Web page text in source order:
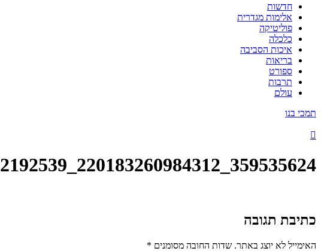
חדשות
אלימות מגדרית
פוליטיקה
כלכלה
איכות הסביבה
בריאות
ספורט
תרבות
עולם
תמכי בנו
359535624_220183260984312_8975759035682192539_n
כתיבת תגובה
האימייל לא יוצג באתר. שדות החובה מסומנים *